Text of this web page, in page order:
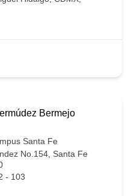
Bermejo
Santa Fe
No.154, Santa Fe
- 103